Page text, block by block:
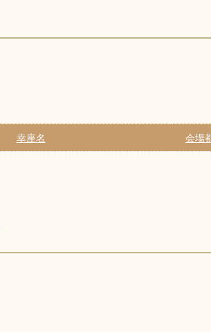
幸座名 会場